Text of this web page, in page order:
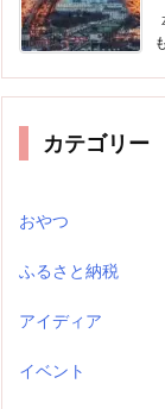
カテゴリー
おやつ
ふるさと納税
アイディア
イベント